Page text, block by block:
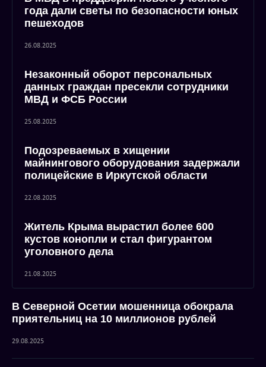
года дали светы по безопасности юных
пешеходов
26.08.2025
Незаконный оборот персональных
данных граждан пресекли сотрудники
МВД и ФСБ России
25.08.2025
Подозреваемых в хищении
майнингового оборудования задержали
полицейские в Иркутской области
22.08.2025
Житель Крыма вырастил более 600
кустов конопли и стал фигурантом
уголовного дела
21.08.2025
В Северной Осетии мошенница обокрала
приятельниц на 10 миллионов рублей
29.08.2025